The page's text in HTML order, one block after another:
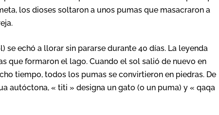
los dioses soltaron a unos pumas que masacraron a
se echó a llorar sin pararse durante 40 días. La leyenda
que formaron el lago. Cuando el sol salió de nuevo en
tiempo, todos los pumas se convirtieron en piedras. De
autóctona, « titi » designa un gato (o un puma) y « qaqa